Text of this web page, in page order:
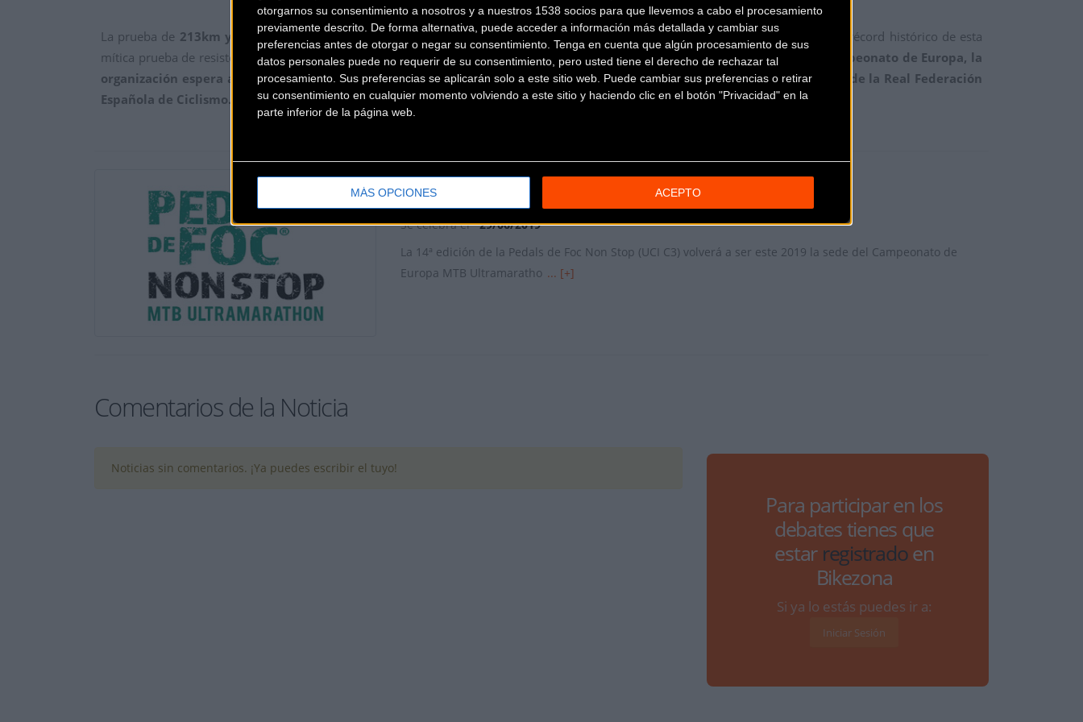
otorgarnos su consentimiento a nosotros y a nuestros 1538 socios para que llevemos a cabo el procesamiento
previamente descrito. De forma alternativa, puede acceder a información más detallada y cambiar sus
preferencias antes de otorgar o negar su consentimiento. Tenga en cuenta que algún procesamiento de sus
datos personales puede no requerir de su consentimiento, pero usted tiene el derecho de rechazar tal
procesamiento. Sus preferencias se aplicarán solo a este sitio web. Puede cambiar sus preferencias o retirar
su consentimiento en cualquier momento volviendo a este sitio y haciendo clic en el botón "Privacidad" en la
parte inferior de la página web.
MÁS OPCIONES ACEPTO
La prueba de 213km y 6.200m de desnivel positivocontó el año 2018 con la presencia de967 participantes, lo que supuso el récord histórico de esta
mítica prueba de resistencia en bicicleta de montaña que viene celebrándose desde 2006.En esta edición y siendo de nuevo Campeonato de Europa, la
organización espera acercarse al límite de los 1.000 inscritos. Podéis formalizar ya vuestra inscripción a través de la web de la Real Federación
Española de Ciclismo.
Más info. de este evento
14ª PEDALS DE FOC NON STOP (UCI C3) 2019
Se celebra el 29/06/2019
La 14ª edición de la Pedals de Foc Non Stop (UCI C3) volverá a ser este 2019 la sede del Campeonato de
Europa MTB Ultramaratho ... [+]
Comentarios de la Noticia
Noticias sin comentarios. ¡Ya puedes escribir el tuyo!
Para participar en los
debates tienes que
estar registradoen
Bikezona
Si ya lo estás puedes ir a:
Iniciar Sesión